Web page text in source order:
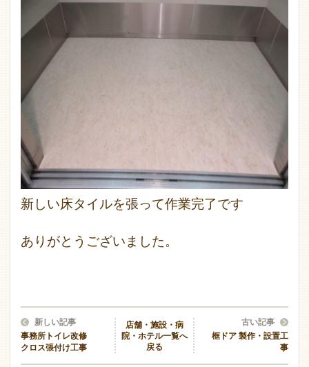
新しい床タイルを張って作業完了です
ありがとうございました。
新しい記事
事務所トイレ改修
クロス張付け工事
店舗・施設・病
院・ホテル一覧へ
戻る
古い記事
框ドア 製作・設置工
事